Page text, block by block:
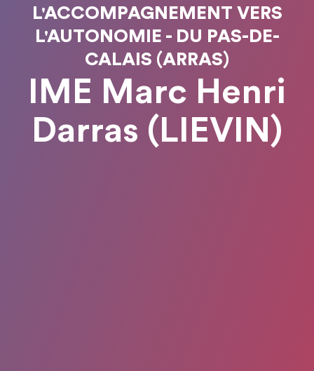
L'ACCOMPAGNEMENT VERS
L'AUTONOMIE - DU PAS-DE-
CALAIS (ARRAS)
IME Marc Henri
Darras (LIEVIN)